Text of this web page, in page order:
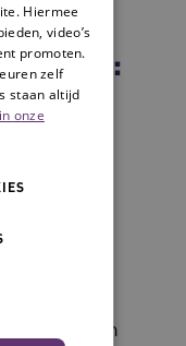
afdeling
Hiermee
video’s
promoten.
zelf
staan altijd
onze